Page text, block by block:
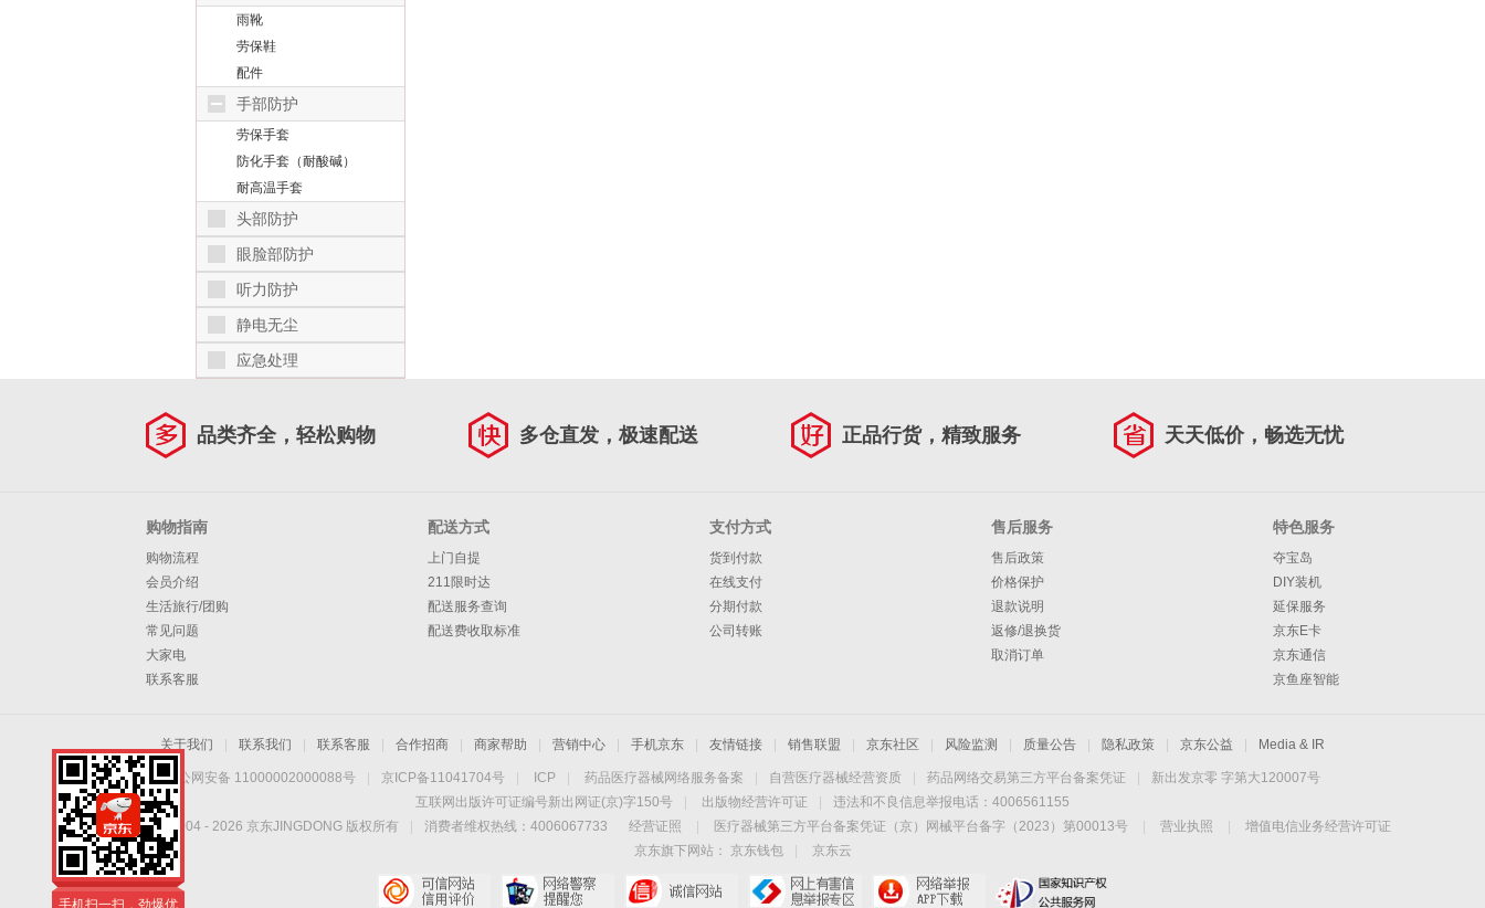
雨靴
劳保鞋
配件
手部防护
劳保手套
防化手套（耐酸碱）
耐高温手套
头部防护
眼脸部防护
听力防护
静电无尘
应急处理
品类齐全，轻松购物 多仓直发，极速配送 正品行货，精致服务 天天低价，畅选无忧
购物指南
购物流程
会员介绍
生活旅行/团购
常见问题
大家电
联系客服
配送方式
上门自提
211限时达
配送服务查询
配送费收取标准
支付方式
货到付款
在线支付
分期付款
公司转账
售后服务
售后政策
价格保护
退款说明
返修/退换货
取消订单
特色服务
夺宝岛
DIY装机
延保服务
京东E卡
京东通信
京鱼座智能
关于我们 联系我们 联系客服 合作招商 商家帮助 营销中心 手机京东 友情链接 销售联盟 京东社区 风险监测 质量公告 隐私政策 京东公益 Media & IR
京公网安备 11000002000088号 京ICP备11041704号 ICP 药品医疗器械网络服务备案 自营医疗器械经营资质 药品网络交易第三方平台备案凭证
新出发京零 字第大120007号
互联网出版许可证编号新出网证(京)字150号
出版物经营许可证
违法和不良信息举报电话：4006561155
Copyright © 2004 - 2026 京东JINGDONG 版权所有 消费者维权热线：4006067733 经营证照 医疗器械第三方平台备案凭证（京）网械平台备字（2023）第00013号 营业执照
增值电信业务经营许可证
京东旗下网站：
京东钱包
京东云
手机扫一扫，劲爆优
惠触手可得！
手机扫一扫，劲爆优